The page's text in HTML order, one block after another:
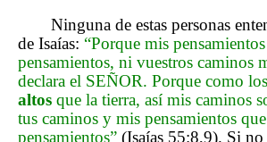
Ninguna de estas personas
de Isaías: “Porque mis
pensamientos, ni vuestros caminos
declara el SEÑOR. Porque como
altos que la tierra, así mis caminos
tus caminos y mis pensamientos
pensamientos” (Isaías 55:8,9). Si